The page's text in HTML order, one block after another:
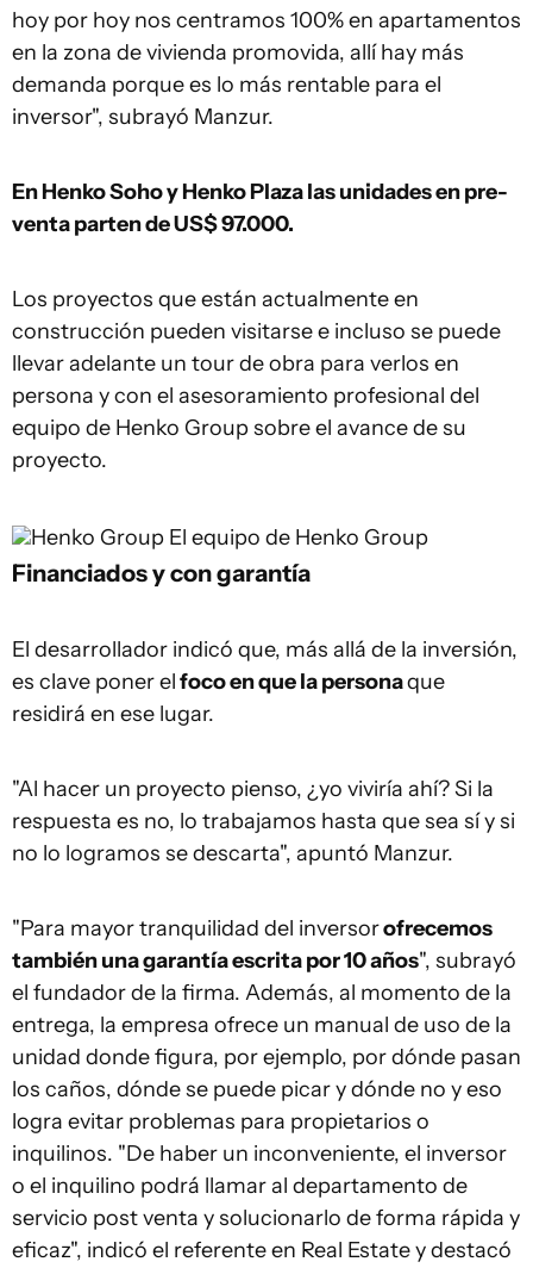
hoy por hoy nos centramos 100% en apartamentos
en la zona de vivienda promovida, allí hay más
demanda porque es lo más rentable para el
inversor", subrayó Manzur.
En Henko Soho y Henko Plaza las unidades en pre-
venta parten de US$ 97.000.
Los proyectos que están actualmente en
construcción pueden visitarse e incluso se puede
llevar adelante un tour de obra para verlos en
persona y con el asesoramiento profesional del
equipo de Henko Group sobre el avance de su
proyecto.
Henko Group El equipo de Henko Group
Financiados y con garantía
El desarrollador indicó que, más allá de la inversión,
es clave poner elfoco en que la personaque
residirá en ese lugar.
"Al hacer un proyecto pienso, ¿yo viviría ahí? Si la
respuesta es no, lo trabajamos hasta que sea sí y si
no lo logramos se descarta", apuntó Manzur.
"Para mayor tranquilidad del inversorofrecemos
también una garantía escrita por 10 años", subrayó
el fundador de la firma. Además, al momento de la
entrega, la empresa ofrece un manual de uso de la
unidad donde figura, por ejemplo, por dónde pasan
los caños, dónde se puede picar y dónde no y eso
logra evitar problemas para propietarios o
inquilinos. "De haber un inconveniente, el inversor
o el inquilino podrá llamar al departamento de
servicio post venta y solucionarlo de forma rápida y
eficaz", indicó el referente en Real Estate y destacó